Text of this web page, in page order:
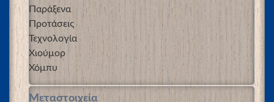
Παράξενα
Προτάσεις
Τεχνολογία
Χιούμορ
Χόμπυ
Μεταστοιχεία